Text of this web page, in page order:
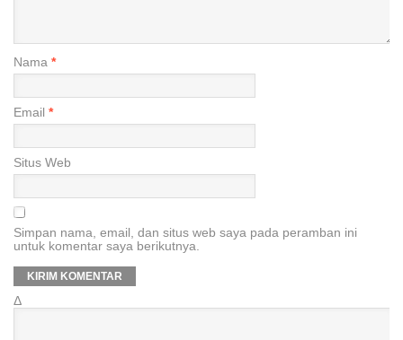
Nama *
Email *
Situs Web
Simpan nama, email, dan situs web saya pada peramban ini
untuk komentar saya berikutnya.
Δ